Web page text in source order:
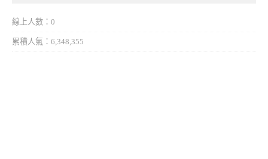
線上人數：0
累積人氣：6,348,355